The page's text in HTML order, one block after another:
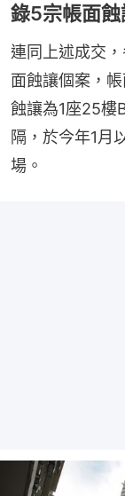
錄5宗帳面
連同上述成交
面蝕讓個案，
蝕讓為1座25樓
隔，於今年1月
場。